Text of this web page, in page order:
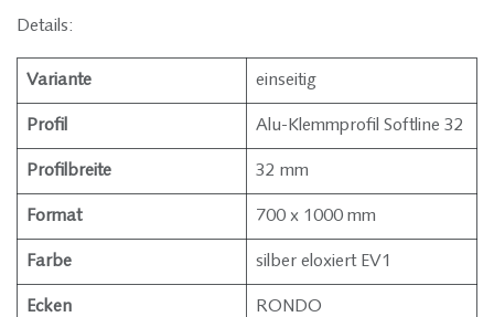
Details:
Variante einseitig
Profil Alu-Klemmprofil Softline 32
Profilbreite 32 mm
Format 700 x 1000 mm
Farbe silber eloxiert EV1
Ecken RONDO